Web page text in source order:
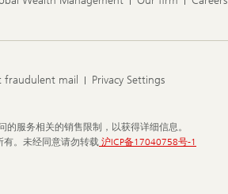
fraudulent mail Privacy Settings
服务相关的销售限制，以获得详细信息。
有。未经同意请勿转载 沪ICP备17040758号-1